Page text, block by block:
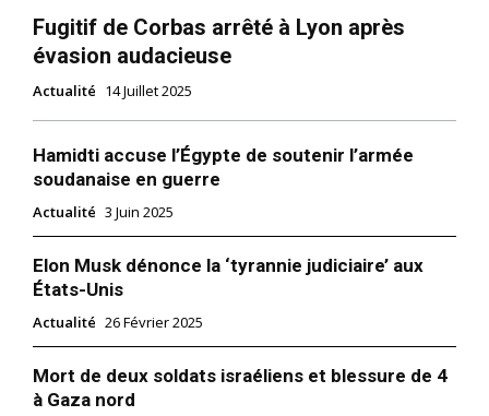
Fugitif de Corbas arrêté à Lyon après
évasion audacieuse
Actualité 14 Juillet 2025
Hamidti accuse l’Égypte de soutenir l’armée
soudanaise en guerre
Actualité 3 Juin 2025
Elon Musk dénonce la ‘tyrannie judiciaire’ aux
États-Unis
Actualité 26 Février 2025
Mort de deux soldats israéliens et blessure de 4
à Gaza nord